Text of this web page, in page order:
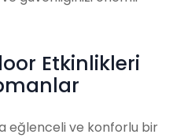
Etkinlikleri
eğlenceli ve konforlu bir